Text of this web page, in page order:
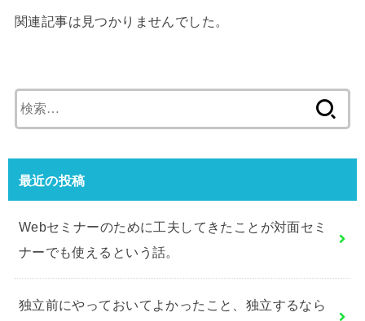
関連記事は見つかりませんでした。
索:
最近の投稿
Webセミナーのために工夫してきたことが対面セミ
ナーでも使えるという話。
独立前にやっておいてよかったこと、独立するなら